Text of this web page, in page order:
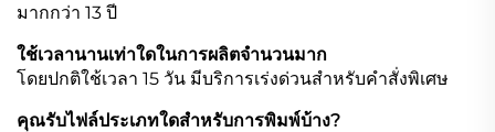
มากกว่า 13 ปี
ใช้เวลานานเท่าใดในการผลิตจำนวนมาก
โดยปกติใช้เวลา 15 วัน มีบริการเร่งด่วนสำหรับคำสั่งพิเศษ
คุณรับไฟล์ประเภทใดสำหรับการพิมพ์บ้าง?